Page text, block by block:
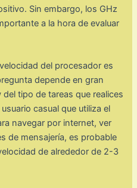
Sin embargo, los GHz
a la hora de evaluar
del procesador es
depende en gran
tipo de tareas que realices
casual que utiliza el
navegar por internet, ver
de mensajería, es probable
de alrededor de 2-3